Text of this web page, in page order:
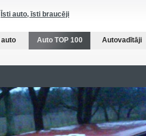
Īsti auto, īsti braucēji
auto Auto TOP 100 Autovadītāji